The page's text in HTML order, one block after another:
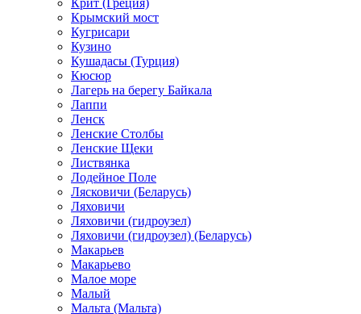
Крит (Греция)
Крымский мост
Кугрисари
Кузино
Кушадасы (Турция)
Кюсюр
Лагерь на берегу Байкала
Лаппи
Ленск
Ленские Столбы
Ленские Щеки
Листвянка
Лодейное Поле
Лясковичи (Беларусь)
Ляховичи
Ляховичи (гидроузел)
Ляховичи (гидроузел) (Беларусь)
Макарьев
Макарьево
Малое море
Малый
Мальта (Мальта)